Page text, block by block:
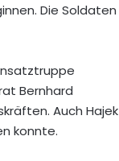
Die Soldaten
Bernhard
Auch Hajek
konnte.